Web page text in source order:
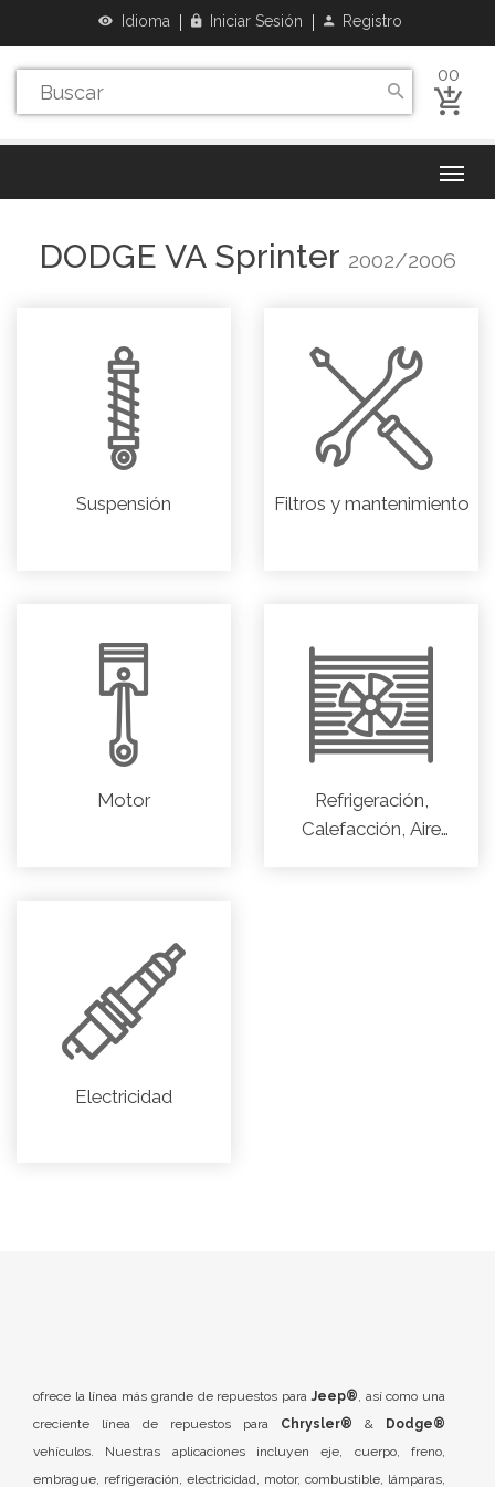
Idioma Iniciar Sesión Registro
00
DODGE VA Sprinter 2002/2006
Suspensión Filtros y mantenimiento
Motor
Refrigeración,
Calefacción, Aire
Electricidad
ofrece la línea más grande de repuestos paraJeep®, así como una
creciente línea de repuestos para Chrysler® &
Dodge®
vehículos. Nuestras aplicaciones incluyen eje, cuerpo, freno,
embrague, refrigeración, electricidad, motor, combustible, lámparas,